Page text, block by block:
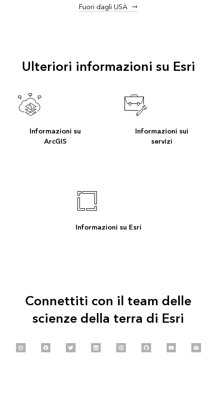
Fuori dagli USA
Ulteriori informazioni su Esri
Informazioni su
ArcGIS
Informazioni sui
servizi
Informazioni su Esri
Connettiti con il team delle
scienze della terra di Esri
Explore our Esri Community
Follow us on Facebook
Follow us on Twitter
Connect with us on LinkedIn
Follow us on Instagram
Explore our GitHub
Follow us on
Email